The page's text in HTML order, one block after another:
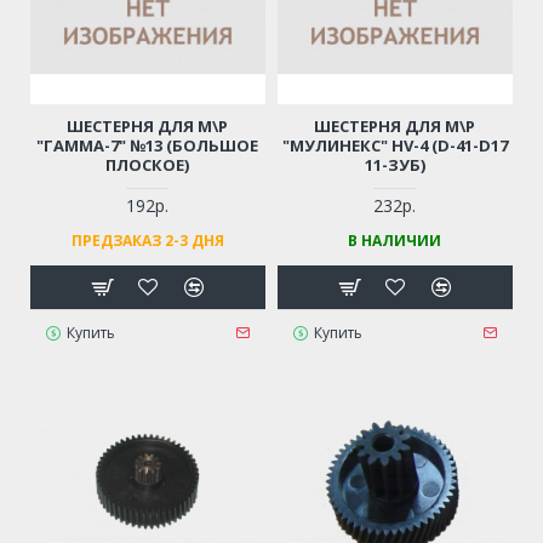
ШЕСТЕРНЯ ДЛЯ М\Р
"ГАММА-7" №13 (БОЛЬШОЕ
ПЛОСКОЕ)
192р.
ПРЕДЗАКАЗ 2-3 ДНЯ
Купить
ШЕСТЕРНЯ ДЛЯ М\Р
"МУЛИНЕКС" HV-4 (D-41-D17
11-ЗУБ)
232р.
В НАЛИЧИИ
Купить